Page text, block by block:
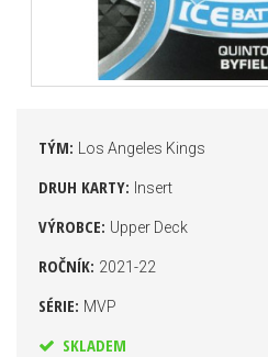
TÝM: Los Angeles Kings
DRUH KARTY: Insert
VÝROBCE: Upper Deck
ROČNÍK: 2021-22
SÉRIE: MVP
SKLADEM